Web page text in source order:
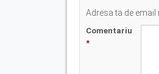
Adresa ta de email
Comentariu
*